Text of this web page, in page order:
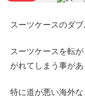
スーツケースのダ
スーツケースを転
がれてしまう事があ
特に道が悪い海外な